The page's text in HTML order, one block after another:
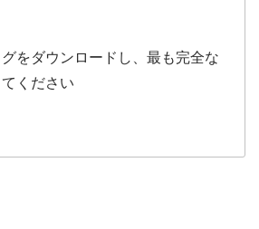
をダウンロードし、最も完全な
ください